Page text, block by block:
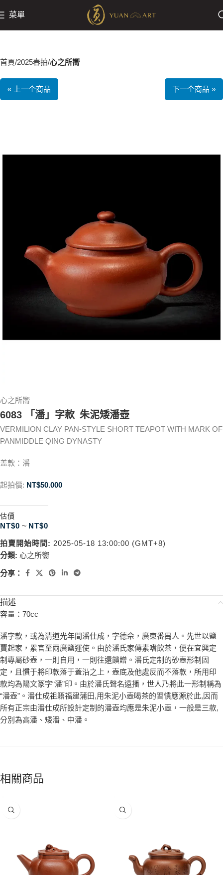
菜單
首頁 2025春拍 心之所嚮
« 上一个商品 下一个商品 »
心之所嚮
6083 「潘」字款 朱泥矮潘壺
VERMILION CLAY PAN-STYLE SHORT TEAPOT WITH MARK OF
PANMIDDLE QING DYNASTY
盖款：潘
起拍價: NT$50.000
估價
NT$0 ~ NT$0
拍賣開始時間: 2025-05-18 13:00:00 (GMT+8)
分類: 心之所嚮
分享：
描述
容量：70cc
潘字款，或為清道光年間潘仕成，字德佘，廣東番禺人。先世以鹽
賈起家，累官至兩廣鹽運使。由於潘氏家傳素嗜飲茶，便在宜興定
制專屬砂壺，一則自用，一則往還饋贈。潘氏定制的砂壺形制固
定，且慣于將印款落于蓋沿之上，壺底及他處反而不落款，所用印
款均為陽文篆字“潘”印。由於潘氏聲名遠播，世人乃將此一形制稱為
“潘壺”。潘仕成祖籍福建蒲田,用朱泥小壺喝茶的習慣應源於此,因而
所有正宗由潘仕成所設計定制的潘壺均應是朱泥小壺，一般是三款,
分別為高潘、矮潘、中潘。
相關商品